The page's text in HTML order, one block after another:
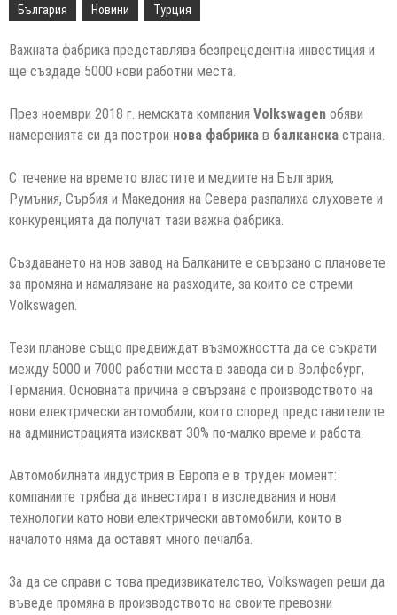
България Новини Турция
Важната фабрика представлява безпрецедентна инвестиция и
ще създаде 5000 нови работни места.
През ноември 2018 г. немската компания Volkswagen обяви
намеренията си да построи нова фабрика в балканска страна.
С течение на времето властите и медиите на България,
Румъния, Сърбия и Македония на Севера разпалиха слуховете и
конкуренцията да получат тази важна фабрика.
Създаването на нов завод на Балканите е свързано с плановете
за промяна и намаляване на разходите, за които се стреми
Volkswagen.
Тези планове също предвиждат възможността да се съкрати
между 5000 и 7000 работни места в завода си в Волфсбург,
Германия. Основната причина е свързана с производството на
нови електрически автомобили, които според представителите
на администрацията изискват 30% по-малко време и работа.
Автомобилната индустрия в Европа е в труден момент:
компаниите трябва да инвестират в изследвания и нови
технологии като нови електрически автомобили, които в
началото няма да оставят много печалба.
За да се справи с това предизвикателство, Volkswagen реши да
въведе промяна в производството на своите превозни